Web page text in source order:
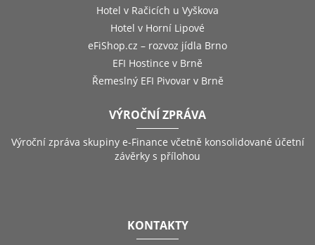
Hotel v Račicích u Vyškova
Hotel v Horní Lipové
eFiShop.cz – rozvoz jídla Brno
EFI Hostince v Brně
Řemeslný EFI Pivovar v Brně
VÝROČNÍ ZPRÁVA
Výroční zpráva skupiny e-Finance včetně konsolidované účetní
závěrky s přílohou
KONTAKTY